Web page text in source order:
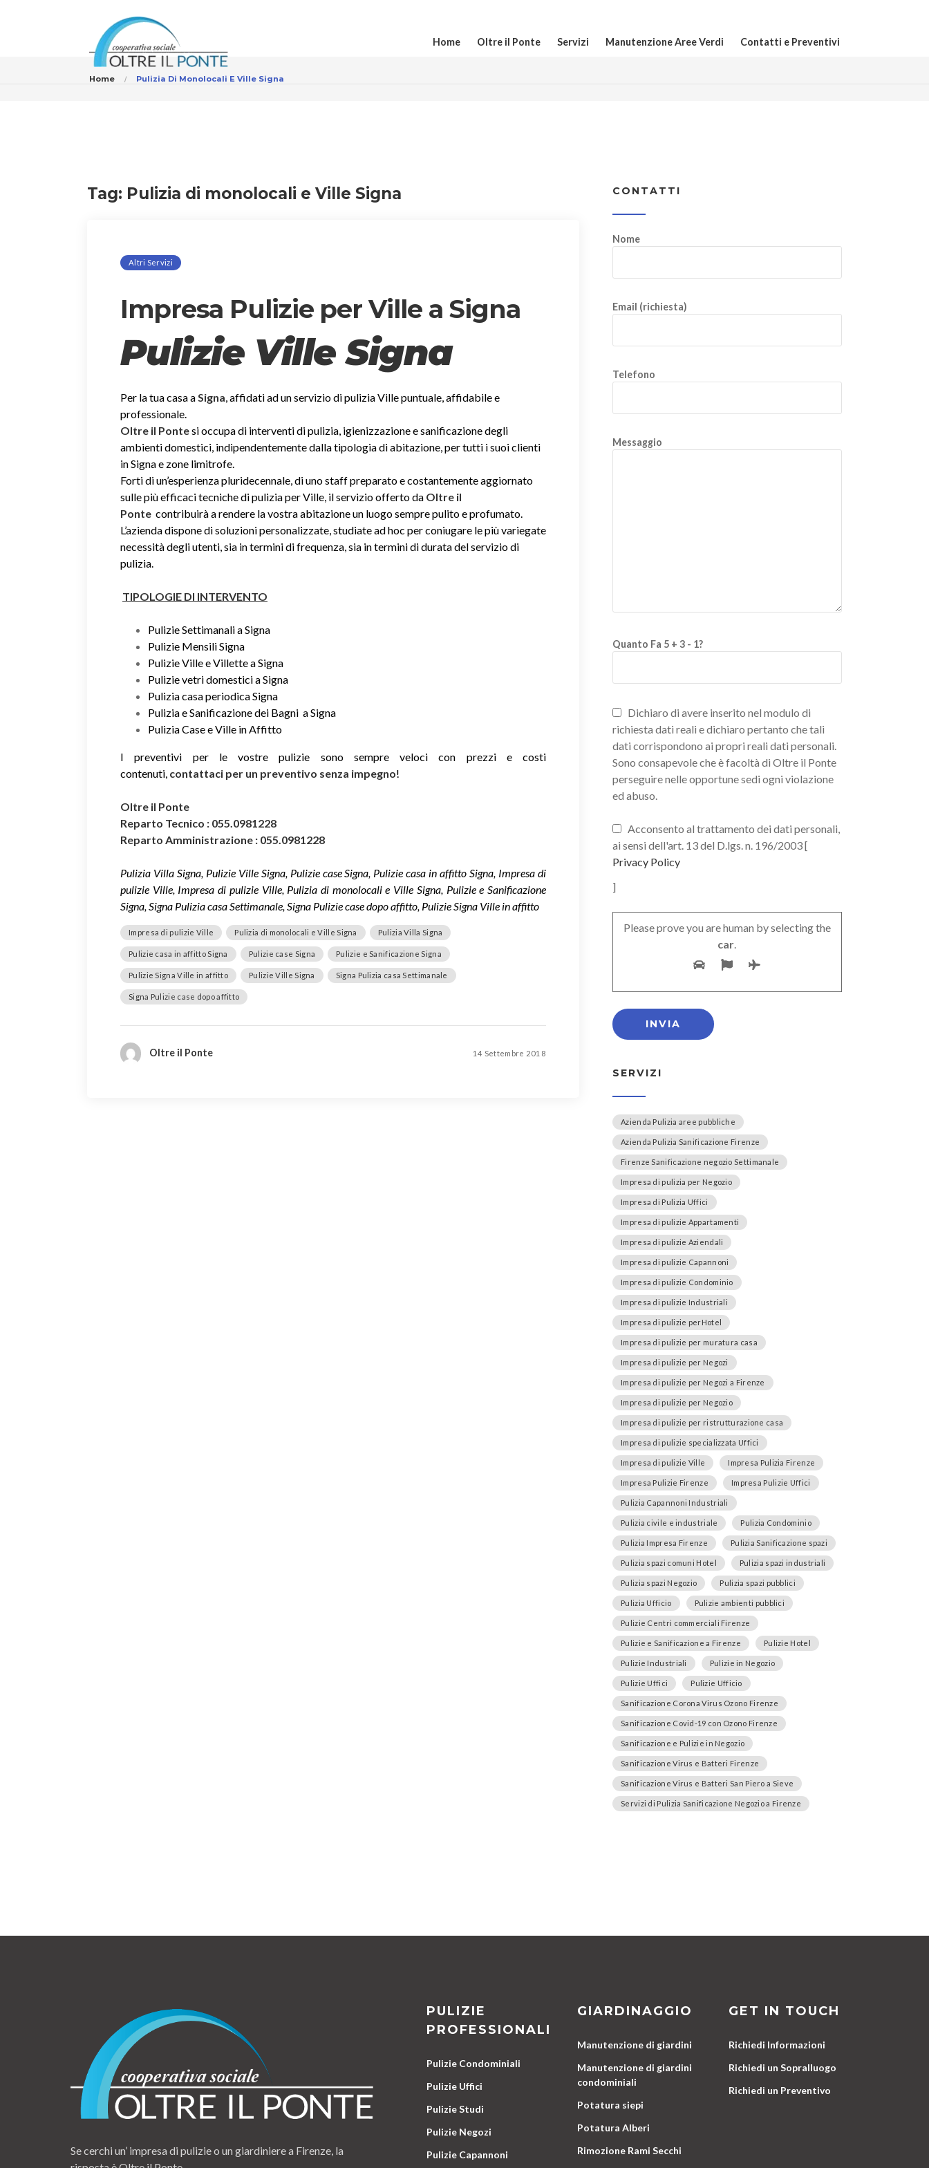
Home Oltre il Ponte Servizi Manutenzione Aree Verdi Contatti e Preventivi
Home Pulizia Di Monolocali E Ville Signa
Tag: Pulizia di monolocali e Ville Signa
Altri Servizi
Impresa Pulizie per Ville a Signa
Pulizie Ville Signa
Per la tua casa aSigna, affidati ad un servizio di pulizia Ville puntuale, affidabile e
professionale.
Oltre il Pontesi occupa di interventi di pulizia, igienizzazione e sanificazione degli
ambienti domestici, indipendentemente dalla tipologia di abitazione, per tutti i suoi clienti
in Signa e zone limitrofe.
Forti di un’esperienza pluridecennale, di uno staff preparato e costantemente aggiornato
sulle più efficaci tecniche di pulizia per Ville, il servizio offerto da Oltre il
Ponte contribuirà a rendere la vostra abitazione un luogo sempre pulito e profumato.
L’azienda dispone di soluzioni personalizzate, studiate ad hoc per coniugare le più variegate
necessità degli utenti, sia in termini di frequenza, sia in termini di durata del servizio di
pulizia.
TIPOLOGIE DI INTERVENTO
Pulizie Settimanali a Signa
Pulizie Mensili Signa
Pulizie Ville e Villette a Signa
Pulizie vetri domestici a Signa
Pulizia casa periodica Signa
Pulizia e Sanificazione dei Bagni a Signa
Pulizia Case e Ville in Affitto
I preventivi per le vostre pulizie sono sempre veloci con prezzi e costi
contenuti, contattaci per un preventivo senza impegno!
Oltre il Ponte
Reparto Tecnico : 055.0981228
Reparto Amministrazione : 055.0981228
Pulizia Villa Signa, Pulizie Ville Signa, Pulizie case Signa, Pulizie casa in affitto Signa, Impresa di
pulizie Ville, Impresa di pulizie Ville, Pulizia di monolocali e Ville Signa, Pulizie e Sanificazione
Signa, Signa Pulizia casa Settimanale, Signa Pulizie case dopo affitto, Pulizie Signa Ville in affitto
Impresa di pulizie Ville Pulizia di monolocali e Ville Signa Pulizia Villa Signa
Pulizie casa in affitto Signa Pulizie case Signa Pulizie e Sanificazione Signa
Pulizie Signa Ville in affitto Pulizie Ville Signa Signa Pulizia casa Settimanale
Signa Pulizie case dopo affitto
Oltre il Ponte 14 Settembre 2018
CONTATTI
Nome
Email (richiesta)
Telefono
Messaggio
Quanto Fa 5 + 3 - 1?
Dichiaro di avere inserito nel modulo di
richiesta dati reali e dichiaro pertanto che tali
dati corrispondono ai propri reali dati personali.
Sono consapevole che è facoltà di Oltre il Ponte
perseguire nelle opportune sedi ogni violazione
ed abuso.
Acconsento al trattamento dei dati personali,
ai sensi dell'art. 13 del D.lgs. n. 196/2003 [
Privacy Policy
]
Please prove you are human by selecting the
car.
SERVIZI
Azienda Pulizia aree pubbliche
Azienda Pulizia Sanificazione Firenze
Firenze Sanificazione negozio Settimanale
Impresa di pulizia per Negozio
Impresa di Pulizia Uffici
Impresa di pulizie Appartamenti
Impresa di pulizie Aziendali
Impresa di pulizie Capannoni
Impresa di pulizie Condominio
Impresa di pulizie Industriali
Impresa di pulizie perHotel
Impresa di pulizie per muratura casa
Impresa di pulizie per Negozi
Impresa di pulizie per Negozi a Firenze
Impresa di pulizie per Negozio
Impresa di pulizie per ristrutturazione casa
Impresa di pulizie specializzata Uffici
Impresa di pulizie Ville Impresa Pulizia Firenze
Impresa Pulizie Firenze Impresa Pulizie Uffici
Pulizia Capannoni Industriali
Pulizia civile e industriale Pulizia Condominio
Pulizia Impresa Firenze Pulizia Sanificazione spazi
Pulizia spazi comuni Hotel Pulizia spazi industriali
Pulizia spazi Negozio Pulizia spazi pubblici
Pulizia Ufficio Pulizie ambienti pubblici
Pulizie Centri commerciali Firenze
Pulizie e Sanificazione a Firenze Pulizie Hotel
Pulizie Industriali Pulizie in Negozio
Pulizie Uffici Pulizie Ufficio
Sanificazione Corona Virus Ozono Firenze
Sanificazione Covid-19 con Ozono Firenze
Sanificazione e Pulizie in Negozio
Sanificazione Virus e Batteri Firenze
Sanificazione Virus e Batteri San Piero a Sieve
Servizi di Pulizia Sanificazione Negozio a Firenze
Se cerchi un’ impresa di pulizie o un giardiniere a Firenze, la
PULIZIE
PROFESSIONALI
Pulizie Condominiali
Pulizie Uffici
Pulizie Studi
Pulizie Negozi
Pulizie Capannoni
GIARDINAGGIO
Manutenzione di giardini
Manutenzione di giardini
condominiali
Potatura siepi
Potatura Alberi
Rimozione Rami Secchi
GET IN TOUCH
Richiedi Informazioni
Richiedi un Sopralluogo
Richiedi un Preventivo